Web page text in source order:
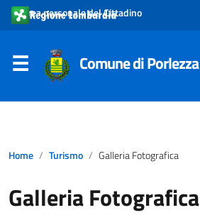
Area personale del Cittadino
Comune di Porlezza
Home Turismo Galleria Fotografica
Galleria Fotografica